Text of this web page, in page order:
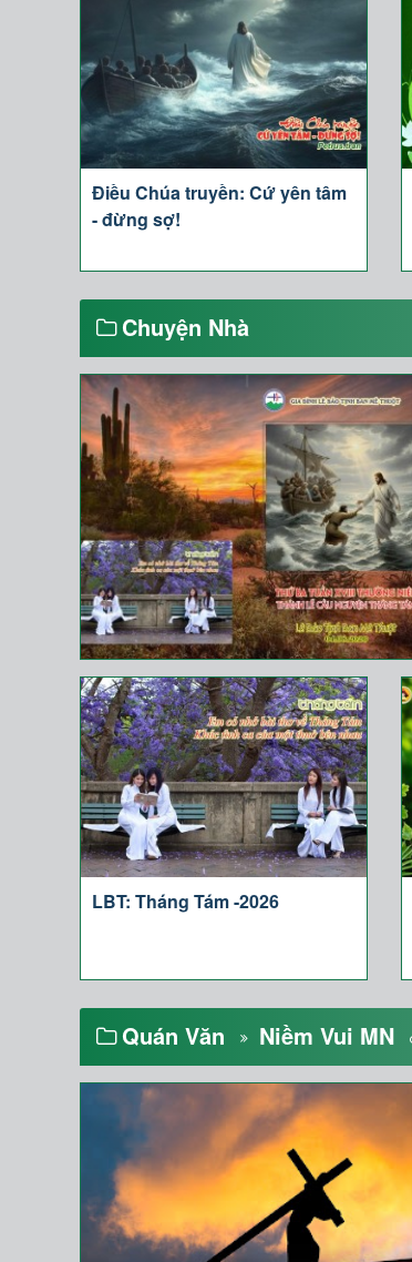
Điều Chúa truyền: Cứ yên tâm
- đừng sợ!
Chuyện Nhà
LBT: Tháng Tám -2026
Quán Văn Niềm Vui MN